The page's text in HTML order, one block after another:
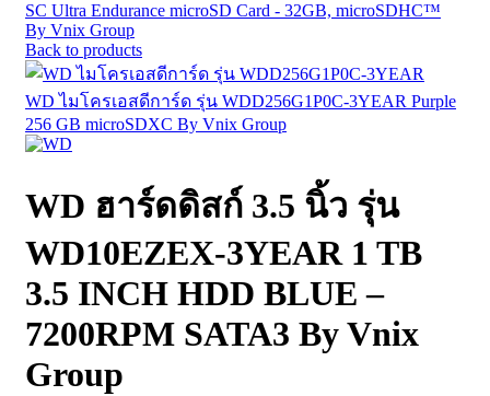
SC Ultra Endurance microSD Card - 32GB, microSDHC™
By Vnix Group
Back to products
WD ไมโครเอสดีการ์ด รุ่น WDD256G1P0C-3YEAR Purple
256 GB microSDXC By Vnix Group
WD ฮาร์ดดิสก์ 3.5 นิ้ว รุ่น
WD10EZEX-3YEAR 1 TB
3.5 INCH HDD BLUE –
7200RPM SATA3 By Vnix
Group